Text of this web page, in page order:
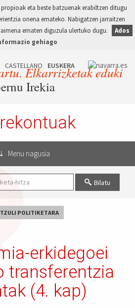
eta beste batzuenak erabiltzen ditugu
onena emateko. Nabigatzen jarraitzen
ematen diguzula ulertuko dugu.
Ados
gehiago
Elkarrizketak eduki
Irekia
Menu nagusia
Bilatu
POLITIKETARA
erkidegoei
transferentzia
(4. kap)